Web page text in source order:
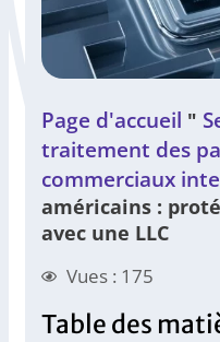
Page d'accueil "
traitement des
commerciaux
américains :
avec une LLC
Vues : 175
Table des